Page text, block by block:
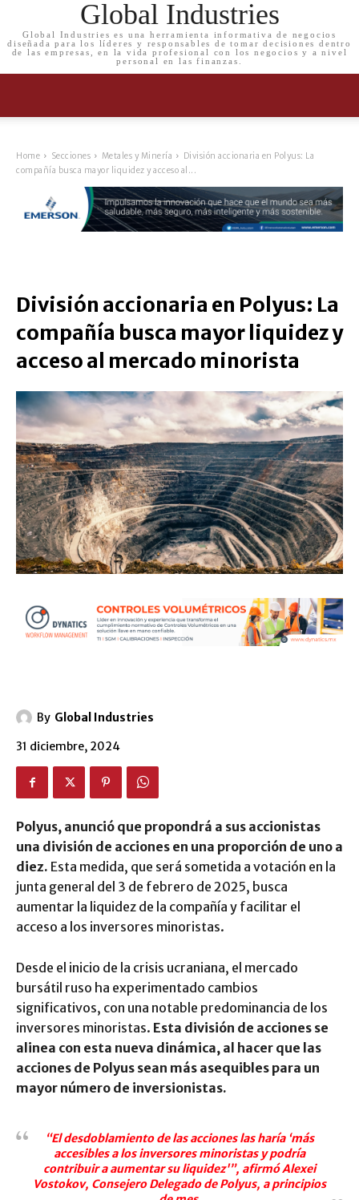
Global Industries
Global Industries es una herramienta informativa de negocios
diseñada para los líderes y responsables de tomar decisiones dentro
de las empresas, en la vida profesional con los negocios y a nivel
personal en las finanzas.
Home Secciones Metales y Minería
División accionaria en Polyus: La
compañía busca mayor liquidez y acceso al...
División accionaria en Polyus: La
compañía busca mayor liquidez y
acceso al mercado minorista
By Global Industries
31 diciembre, 2024
Polyus, anunció que propondrá a sus accionistas
una división de acciones en una proporción de uno a
diez. Esta medida, que será sometida a votación en la
junta general del 3 de febrero de 2025, busca
aumentar la liquidez de la compañía y facilitar el
acceso a los inversores minoristas.
Desde el inicio de la crisis ucraniana, el mercado
bursátil ruso ha experimentado cambios
significativos, con una notable predominancia de los
inversores minoristas. Esta división de acciones se
alinea con esta nueva dinámica, al hacer que las
acciones de Polyus sean más asequibles para un
mayor número de inversionistas.
“El desdoblamiento de las acciones las haría ‘más
accesibles a los inversores minoristas y podría
contribuir a aumentar su liquidez'”, afirmó Alexei
Vostokov, Consejero Delegado de Polyus, a principios